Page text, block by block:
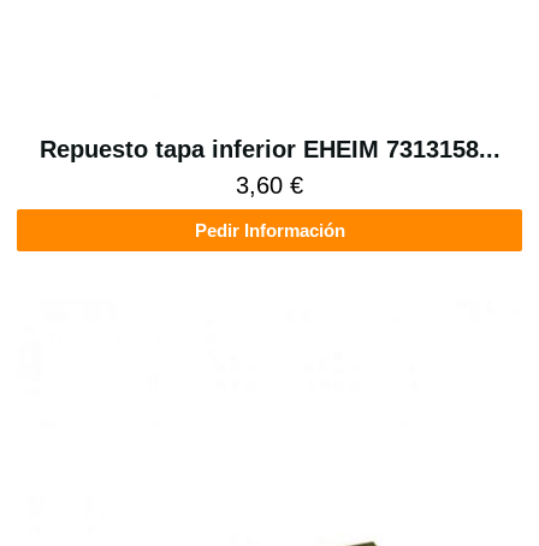
Repuesto tapa inferior EHEIM 7313158...
3,60 €
Pedir Información